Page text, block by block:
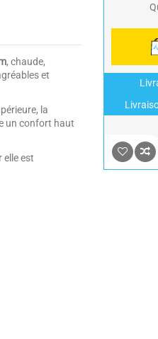
, chaude,
et
la
un confort haut
elle est